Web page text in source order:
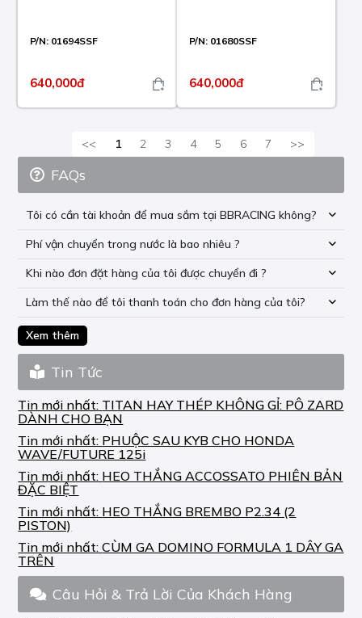
P/N: 01694SSF
640,000đ
P/N: 01680SSF
640,000đ
<< 1 2 3 4 5 6 7 >>
FAQs
Tôi có cần tài khoản để mua sắm tại BBRACING không?
Phí vận chuyển trong nước là bao nhiêu ?
Khi nào đơn đặt hàng của tôi được chuyển đi ?
Làm thế nào để tôi thanh toán cho đơn hàng của tôi?
Xem thêm
Tin Tức
Tin mới nhất: TITAN HAY THÉP KHÔNG GỈ: PÔ ZARD
DÀNH CHO BẠN
Tin mới nhất: PHUỘC SAU KYB CHO HONDA
WAVE/FUTURE 125i
Tin mới nhất: HEO THẮNG ACCOSSATO PHIÊN BẢN
ĐẶC BIỆT
Tin mới nhất: HEO THẮNG BREMBO P2.34 (2
PISTON)
Tin mới nhất:CÙM GA DOMINO FORMULA 1 DÂY GA
TRÊN
Câu Hỏi & Trả Lời Của Khách Hàng